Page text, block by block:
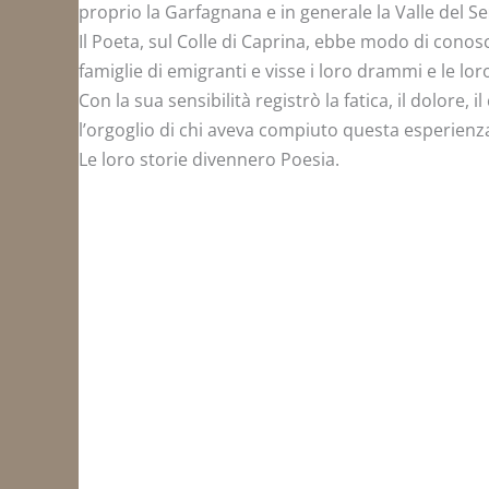
proprio la Garfagnana e in generale la Valle del
Il Poeta, sul Colle di Caprina, ebbe modo di
famiglie di emigranti e visse i loro drammi e le
Con la sua sensibilità registrò la fatica, il dolore,
l’orgoglio di chi aveva compiuto questa
Le loro storie divennero Poesia.